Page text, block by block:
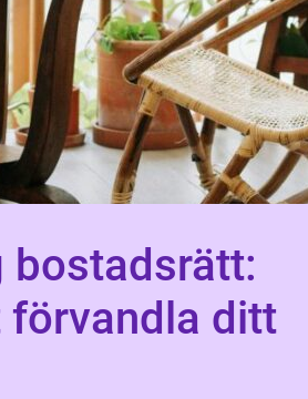
bostadsrätt:
förvandla ditt